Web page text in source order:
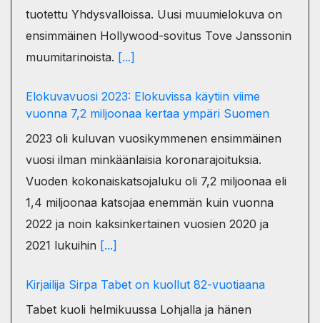
tuotettu Yhdysvalloissa. Uusi muumielokuva on
ensimmäinen Hollywood-sovitus Tove Janssonin
muumitarinoista. [...]
Elokuvavuosi 2023: Elokuvissa käytiin viime
vuonna 7,2 miljoonaa kertaa ympäri Suomen
2023 oli kuluvan vuosikymmenen ensimmäinen
vuosi ilman minkäänlaisia koronarajoituksia.
Vuoden kokonaiskatsojaluku oli 7,2 miljoonaa eli
1,4 miljoonaa katsojaa enemmän kuin vuonna
2022 ja noin kaksinkertainen vuosien 2020 ja
2021 lukuihin [...]
Kirjailija Sirpa Tabet on kuollut 82-vuotiaana
Tabet kuoli helmikuussa Lohjalla ja hänen